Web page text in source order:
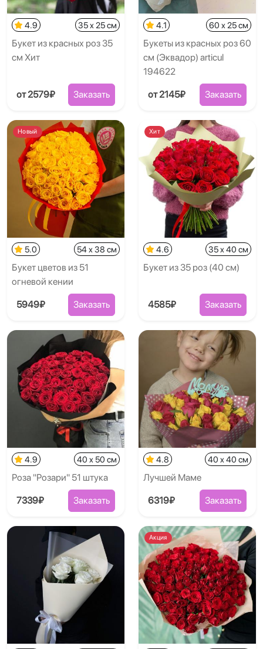
4.9 35 x 25 см
Букет из красных роз 35
см Хит
от 2579₽ Заказать
4.1 60 x 25 см
Букеты из красных роз 60
см (Эквадор) articul
194622
от 2145₽ Заказать
Новый
5.0 54 x 38 см
Букет цветов из 51
огневой кении
5949₽ Заказать
Хит
4.6 35 x 40 см
Букет из 35 роз (40 см)
4585₽ Заказать
4.9 40 x 50 см
Роза "Розари" 51 штука
7339₽ Заказать
4.8 40 x 40 см
Лучшей Маме
6319₽ Заказать
Акция